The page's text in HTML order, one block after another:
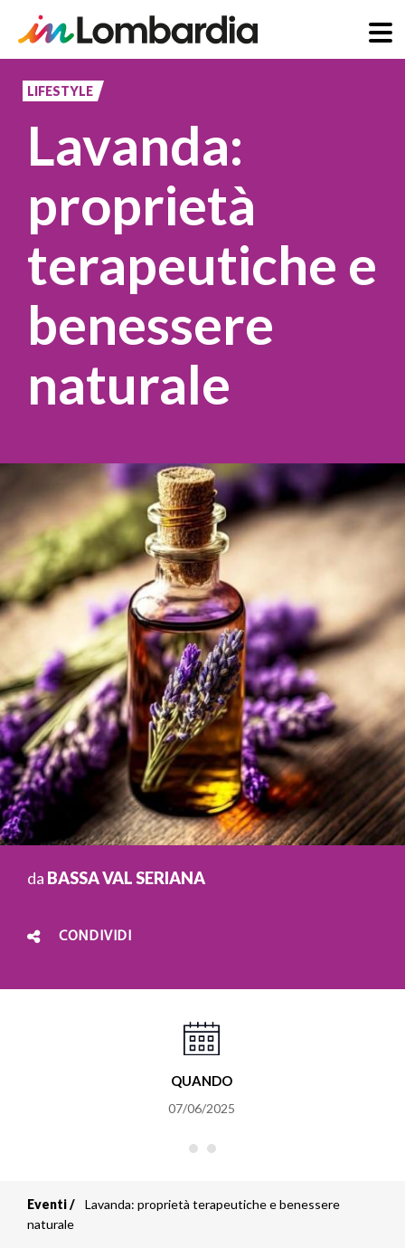
principale
LIFESTYLE
Lavanda:
proprietà
terapeutiche e
benessere
naturale
da BASSA VAL SERIANA
CONDIVIDI
QUANDO
07/06/2025
Briciole
Eventi
Lavanda: proprietà terapeutiche e benessere
naturale